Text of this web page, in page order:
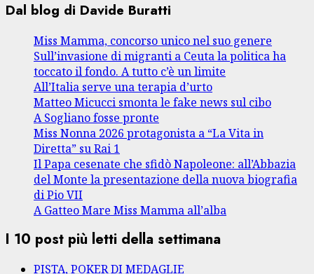
Dal blog di Davide Buratti
Miss Mamma, concorso unico nel suo genere
Sull’invasione di migranti a Ceuta la politica ha
toccato il fondo. A tutto c’è un limite
All’Italia serve una terapia d’urto
Matteo Micucci smonta le fake news sul cibo
A Sogliano fosse pronte
Miss Nonna 2026 protagonista a “La Vita in
Diretta” su Rai 1
Il Papa cesenate che sfidò Napoleone: all’Abbazia
del Monte la presentazione della nuova biografia
di Pio VII
A Gatteo Mare Miss Mamma all’alba
I 10 post più letti della settimana
PISTA, POKER DI MEDAGLIE